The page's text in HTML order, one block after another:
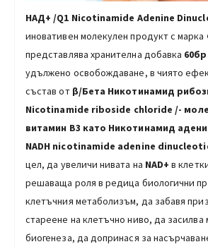
НАД+ /Q1 Nicotinamide Adenine
иновативен молекулен продукт с марка
представлява хранителна добавка
удължено освобождаване, в чиято
състав от β/Бета Никотинамид
Nicotinamide riboside chloride /-
витамин В3 като Никотинамид
NADH nicotinamide adenine
цел, да увеличи нивата на NAD+ в
решаваща роля в редица биологични
клетъчния метаболизъм, да забавя
стареене на клетъчно ниво, да засилва
биогенеза, да допринася за